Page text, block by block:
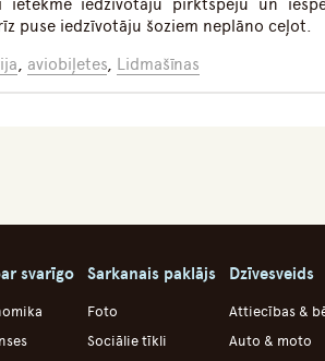
ietekmē iedzīvotāju pirktspēju un
puse iedzīvotāju šoziem neplāno ceļot.
, aviobiļetes, Lidmašīnas
svarīgo Sarkanais paklājs
Foto
Sociālie tīkli
Dzīvesveids
Attiecības &
Auto & moto